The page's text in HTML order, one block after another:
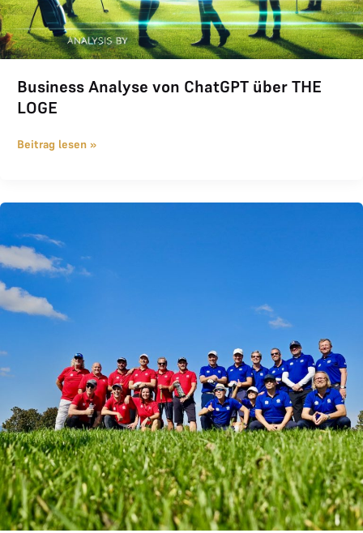
Business Analyse von ChatGPT über THE
LOGE
Beitrag lesen »